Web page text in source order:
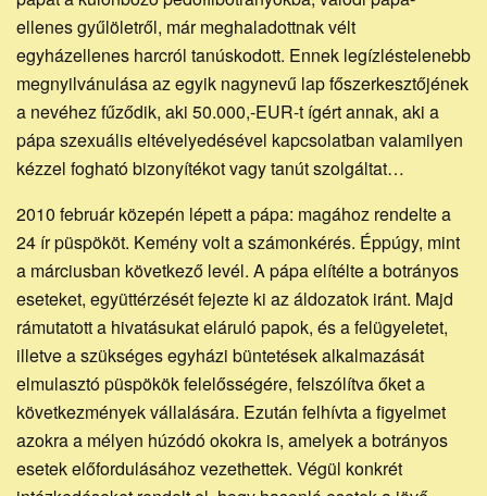
ellenes gyűlöletről, már meghaladottnak vélt
egyházellenes harcról tanúskodott. Ennek legízléstelenebb
megnyilvánulása az egyik nagynevű lap főszerkesztőjének
a nevéhez fűződik, aki 50.000,-EUR-t ígért annak, aki a
pápa szexuális eltévelyedésével kapcsolatban valamilyen
kézzel fogható bizonyítékot vagy tanút szolgáltat…
2010 február közepén lépett a pápa: magához rendelte a
24 ír püspököt. Kemény volt a számonkérés. Éppúgy, mint
a márciusban következő levél. A pápa elítélte a botrányos
eseteket, együttérzését fejezte ki az áldozatok iránt. Majd
rámutatott a hivatásukat eláruló papok, és a felügyeletet,
illetve a szükséges egyházi büntetések alkalmazását
elmulasztó püspökök felelősségére, felszólítva őket a
következmények vállalására. Ezután felhívta a figyelmet
azokra a mélyen húzódó okokra is, amelyek a botrányos
esetek előfordulásához vezethettek. Végül konkrét